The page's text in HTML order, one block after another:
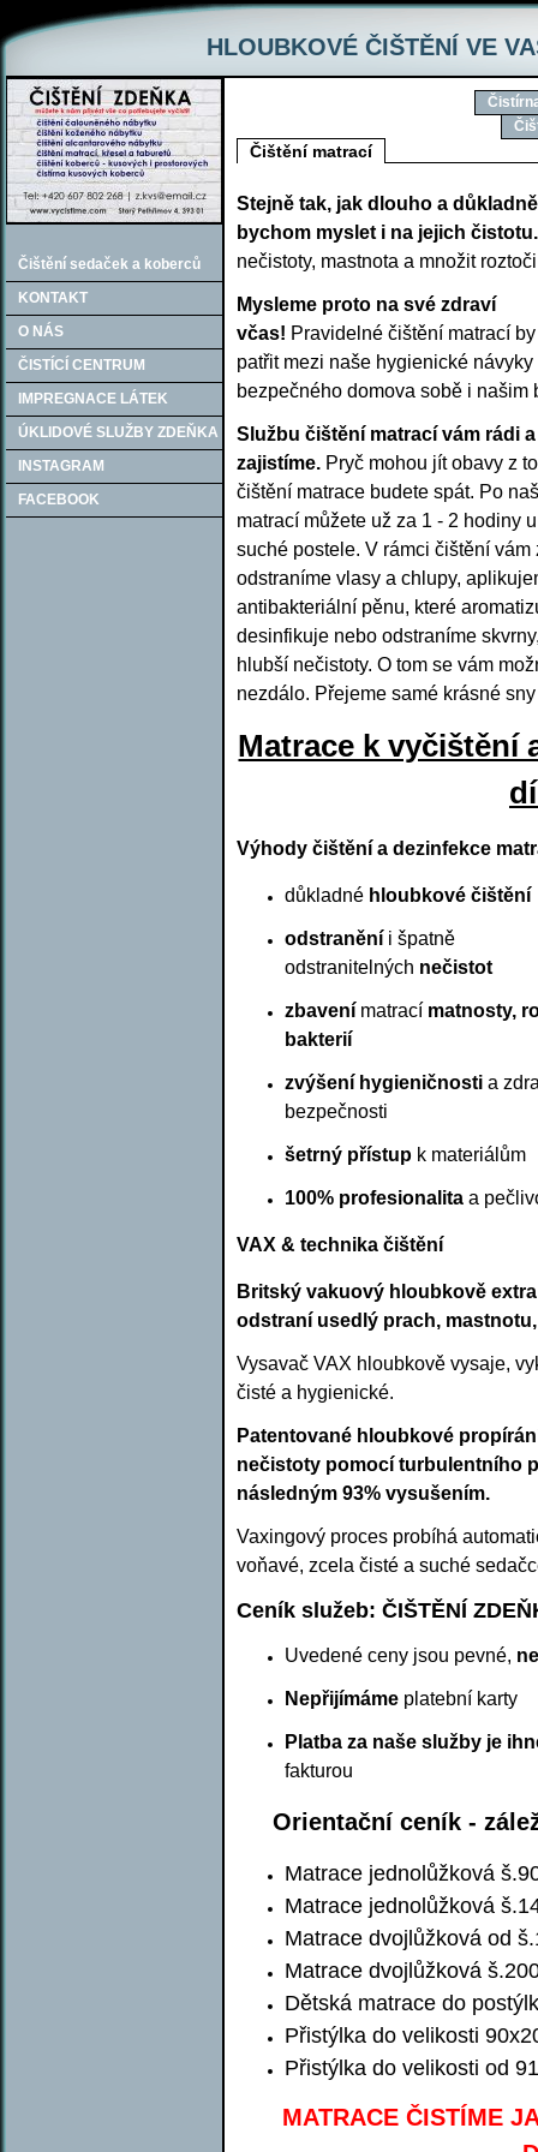
HLOUBKOVÉ ČIŠTĚNÍ VE
Čištění sedaček a koberců
KONTAKT
O NÁS
ČISTÍCÍ CENTRUM
IMPREGNACE LÁTEK
ÚKLIDOVÉ SLUŽBY ZDEŇKA
INSTAGRAM
FACEBOOK
Čištění matrací
Stejně tak, jak dlouho a
bychom myslet i na jejich čistotu.
nečistoty, mastnota a množit
Mysleme proto na své zdraví
včas! Pravidelné čištění matrací
patřit mezi naše hygienické
bezpečného domova sobě i našim
Službu čištění matrací vám rádi
zajistíme. Pryč mohou jít obavy z
čištění matrace budete spát. Po
matrací můžete už za 1 - 2 hodiny
suché postele. V rámci čištění vám
odstraníme vlasy a chlupy,
antibakteriální pěnu, které
desinfikuje nebo odstraníme
hlubší nečistoty. O tom se vám
nezdálo. Přejeme samé krásné
Matrace k vyčištění
Výhody čištění a dezinfekce
důkladné hloubkové čištění
odstranění i špatně
odstranitelných nečistot
zbavení matrací matnosty,
bakterií
zvýšení hygieničnosti a
bezpečnosti
šetrný přístup k materiálům
100% profesionalita a
VAX & technika čištění
Britský vakuový hloubkově
odstraní usedlý prach,
Vysavač VAX hloubkově vysaje,
čisté a hygienické.
Patentované hloubkové
nečistoty pomocí turbulentního
následným 93% vysušením.
Vaxingový proces probíhá
voňavé, zcela čisté a suché
Ceník služeb: ČIŠTĚNÍ
Uvedené ceny jsou pevné,
Nepřijímáme platební karty
Platba za naše služby je
fakturou
Orientační ceník -
Matrace jednolůžková
Matrace jednolůžková
Matrace dvojlůžková od
Matrace dvojlůžková
Dětská matrace do
Přistýlka do velikosti
Přistýlka do velikosti od
MATRACE ČISTÍME